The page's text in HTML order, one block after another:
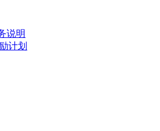
说明
计划